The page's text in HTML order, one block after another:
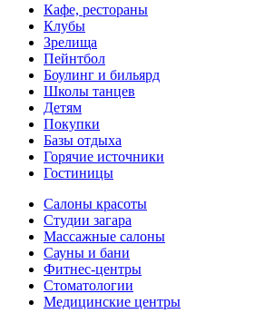
Кафе, рестораны
Клубы
Зрелища
Пейнтбол
Боулинг и бильярд
Школы танцев
Детям
Покупки
Базы отдыха
Горячие источники
Гостиницы
Салоны красоты
Студии загара
Массажные салоны
Сауны и бани
Фитнес-центры
Стоматологии
Медицинские центры